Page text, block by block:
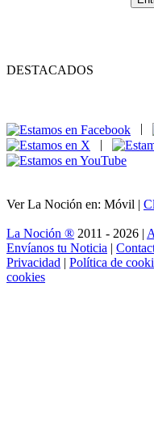
DESTACADOS
|
Ver La Noción en: Móvil |
La Noción ® 2011 - 2026 |
Envíanos tu Noticia |
Privacidad | Política de
cookies